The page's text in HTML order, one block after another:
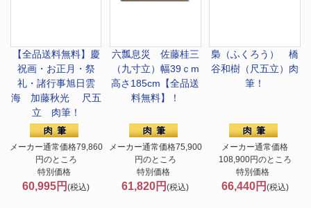
【全品送料無料】慶
祝画・お正月・祭
礼・諸行事旭日雲
海 加藤秋光 尺五
立 肉筆！
メーカー通常価格79,860
円のところ
特別価格
60,995円(税込)
六瓢息災 佐藤桂三
（九寸立）幅39ｃm
高さ185cm【全品送
料無料】！
メーカー通常価格75,900
円のところ
特別価格
61,820円(税込)
梟（ふくろう） 橋
谷和樹（尺五立）肉
筆！
メーカー通常価格
108,900円のところ
特別価格
66,440円 (税込)